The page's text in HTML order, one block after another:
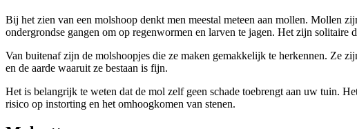
Bij het zien van een molshoop denkt men meestal meteen aan mollen. Mollen
ondergrondse gangen om op regenwormen en larven te jagen. Het zijn solitaire
Van buitenaf zijn de molshoopjes die ze maken gemakkelijk te herkennen. Ze
en de aarde waaruit ze bestaan is fijn.
Het is belangrijk te weten dat de mol zelf geen schade toebrengt aan uw tuin.
risico op instorting en het omhoogkomen van stenen.